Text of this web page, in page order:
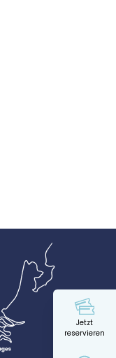
Jetzt
reservieren